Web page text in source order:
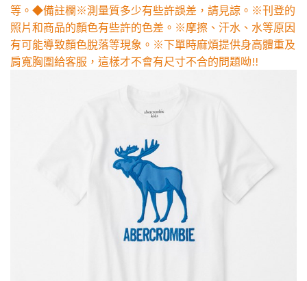
等。◆備註欄※測量質多少有些許誤差，請見諒。※刊登的
照片和商品的顏色有些許的色差。※摩擦、汗水、水等原因
有可能導致顏色脫落等現象。※下單時麻煩提供身高體重及
肩寬胸圍給客服，這樣才不會有尺寸不合的問題呦!!